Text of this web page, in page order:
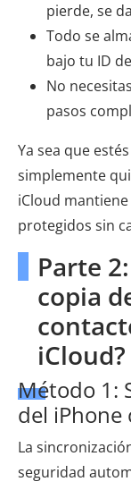
pierde, se
Todo se
bajo tu ID
No
pasos
Ya sea que
simplemente
iCloud
protegidos sin
Parte
copia
iCloud?
Método 1:
del iPhone
La
seguridad